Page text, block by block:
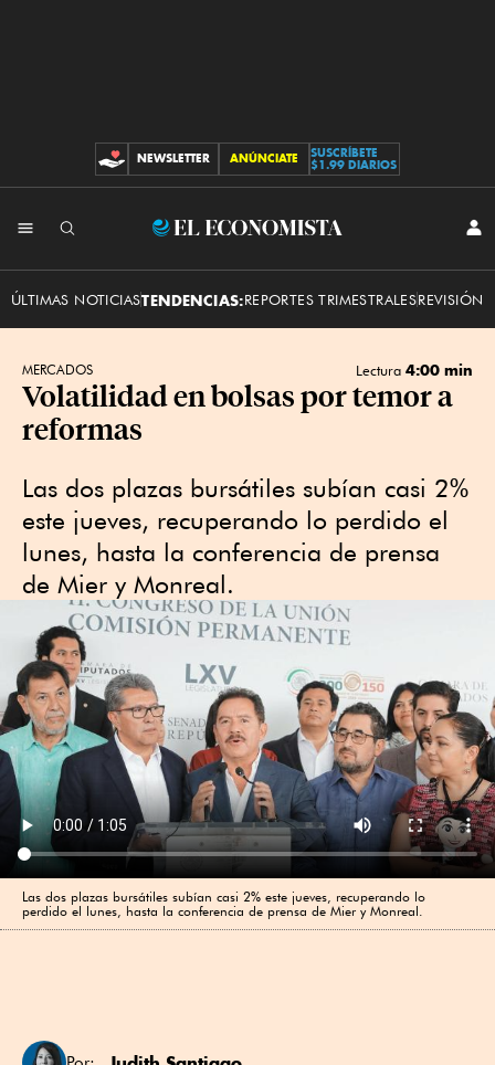
CONTRIBUCIONES
NEWSLETTER ANÚNCIATE
SUSCRÍBETE
$1.99 DIARIOS
El
ÚLTIMAS NOTICIASTENDENCIAS:REPORTES TRIMESTRALESREVISIÓN
MERCADOS Lectura 4:00 min
Volatilidad en bolsas por temor a
reformas
Las dos plazas bursátiles subían casi 2%
este jueves, recuperando lo perdido el
lunes, hasta la conferencia de prensa
de Mier y Monreal.
Las dos plazas bursátiles subían casi 2% este jueves, recuperando lo
perdido el lunes, hasta la conferencia de prensa de Mier y Monreal.